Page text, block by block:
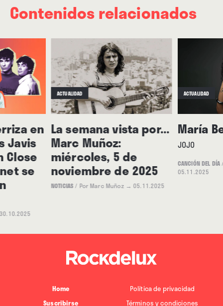
Contenidos relacionados
en
Javis
Close
se
ACTUALIDAD
La semana vista por...
Marc Muñoz:
miércoles, 5 de
noviembre de 2025
NOTICIAS / Por Marc Muñoz → 05.11.2025
ACTUALIDAD
María
JOJO
CANCIÓN DEL DÍA
05.11.2025
Home
Suscribirse
Política de privacidad
Términos y condiciones